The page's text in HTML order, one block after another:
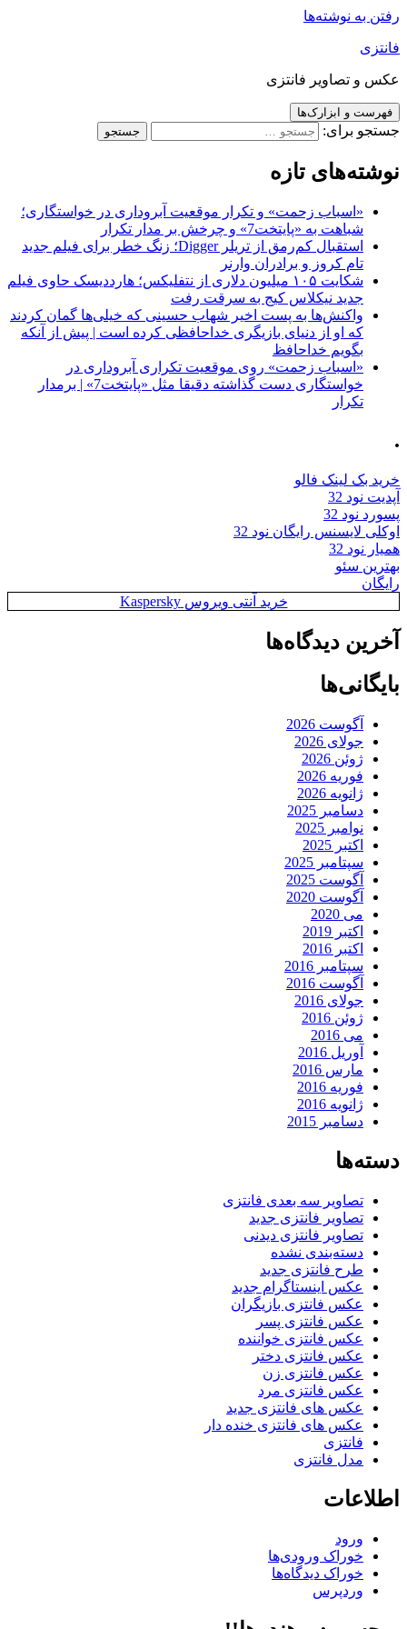
رفتن به نوشته‌ها
فانتزی
عکس و تصاویر فانتزی
فهرست و ابزارک‌ها
جستجو برای:
نوشته‌های تازه
«اسباب زحمت» و تکرار موقعیت آبروداری در خواستگاری؛
شباهت به «پایتخت7» و چرخش بر مدار تکرار
استقبال کم‌رمق از تریلر Digger؛ زنگ خطر برای فیلم جدید
تام کروز و برادران وارنر
شکایت ۱۰۵ میلیون دلاری از نتفلیکس؛ هارددیسک حاوی فیلم
جدید نیکلاس کیج به سرقت رفت
واکنش‌ها به پست اخیر شهاب حسینی که خیلی‌ها گمان کردند
که او از دنیای بازیگری خداحافظی کرده است | پیش از آنکه
بگویم خداحافظ
«اسباب زحمت» روی موقعیت تکراری آبروداری در
خواستگاری دست گذاشته دقیقا مثل «پایتخت7» | برمدار
تکرار
.
خرید بک لینک فالو
آپدیت نود 32
پسورد نود 32
اوکلی لایسنس رایگان نود 32
همیار نود 32
بهترین سئو
رایگان
خرید آنتی ویروس Kaspersky
آخرین دیدگاه‌ها
بایگانی‌ها
آگوست 2026
جولای 2026
ژوئن 2026
فوریه 2026
ژانویه 2026
دسامبر 2025
نوامبر 2025
اکتبر 2025
سپتامبر 2025
آگوست 2025
آگوست 2020
می 2020
اکتبر 2019
اکتبر 2016
سپتامبر 2016
آگوست 2016
جولای 2016
ژوئن 2016
می 2016
آوریل 2016
مارس 2016
فوریه 2016
ژانویه 2016
دسامبر 2015
دسته‌ها
تصاویر سه بعدی فانتزی
تصاویر فانتزی جدید
تصاویر فانتزی دیدنی
دسته‌بندی نشده
طرح فانتزی جدید
عکس اینستاگرام جدید
عکس فانتزی بازیگران
عکس فانتزی پسر
عکس فانتزی خواننده
عکس فانتزی دختر
عکس فانتزی زن
عکس فانتزی مرد
عکس های فانتزی جدید
عکس های فانتزی خنده دار
فانتزی
مدل فانتزی
اطلاعات
ورود
خوراک ورودی‌ها
خوراک دیدگاه‌ها
وردپرس